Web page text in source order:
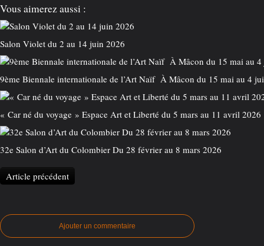
Vous aimerez aussi :
Salon Violet du 2 au 14 juin 2026
9ème Biennale internationale de l’Art Naïf À Mâcon du 15 mai au 4
« Car né du voyage » Espace Art et Liberté du 5 mars au 11 avril 2026
32e Salon d’Art du Colombier Du 28 février au 8 mars 2026
Article précédent
Ajouter un commentaire